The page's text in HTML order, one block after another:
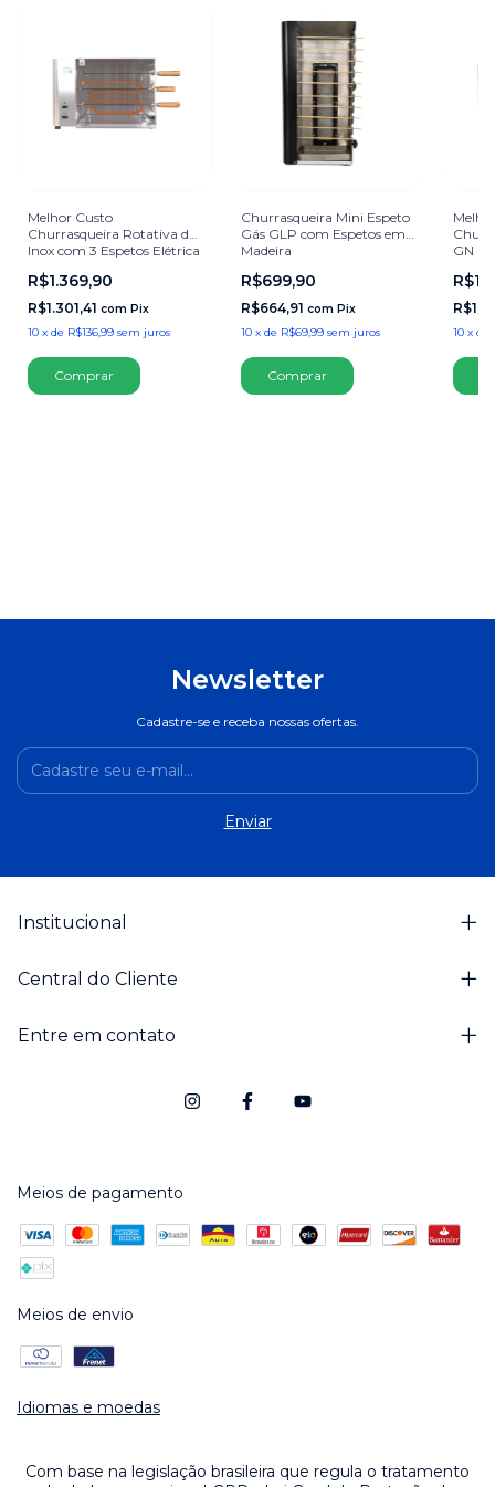
Melhor Custo
Churrasqueira Rotativa de
Inox com 3 Espetos Elétrica
Para Churrasco
R$1.369,90
R$1.301,41 com Pix
10 x de R$136,99 sem juros
Comprar
Churrasqueira Mini Espeto
Gás GLP com Espetos em
Madeira
R$699,90
R$664,91 com Pix
10 x de R$69,99 sem juros
Comprar
GN
10 x de
Newsletter
Cadastre-se e receba nossas ofertas.
Institucional
Central do Cliente
Entre em contato
Meios de pagamento
Meios de envio
Idiomas e moedas
Com base na legislação brasileira que regula o tratamento